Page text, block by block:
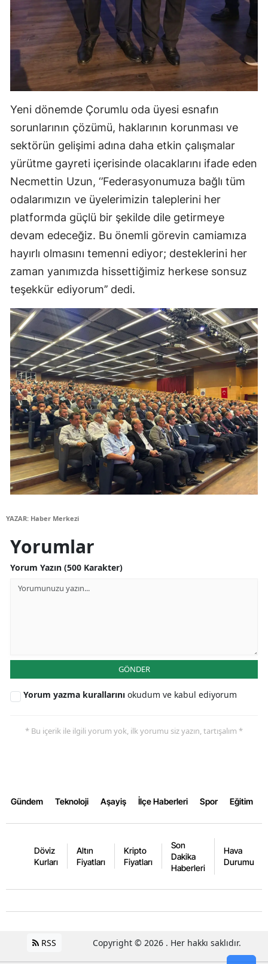
Yeni dönemde Çorumlu oda üyesi esnafın
sorunlarının çözümü, haklarının korunması ve
sektörün gelişimi adına daha etkin çalışmalar
yürütme gayreti içerisinde olacaklarını ifade eden
Necmettin Uzun, ‘’Federasyonumuza bağlı tüm
odalarımızın ve üyelerimizin taleplerini her
platformda güçlü bir şekilde dile getirmeye
devam edeceğiz. Bu önemli görevin camiamıza
hayırlı olmasını temenni ediyor; desteklerini her
zaman yanımızda hissettiğimiz herkese sonsuz
teşekkür ediyorum’’ dedi.
YAZAR: Haber Merkezi
Yorumlar
Yorum Yazın (500 Karakter)
GÖNDER
Yorum yazma kurallarını okudum ve kabul ediyorum
* Bu içerik ile ilgili yorum yok, ilk yorumu siz yazın, tartışalım *
Gündem Teknoloji Aşayiş İlçe Haberleri Spor Eğitim
Döviz
Kurları
Altın
Fiyatları
Kripto
Fiyatları
Son
Dakika
Haberleri
Hava
Durumu
RSS Copyright © 2026 . Her hakkı saklıdır.